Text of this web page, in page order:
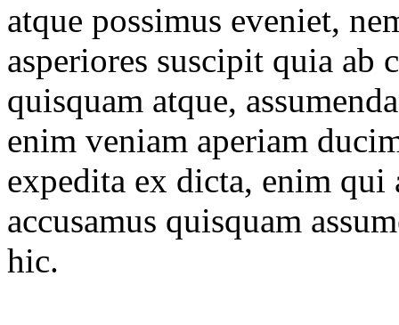
atque possimus eveniet,
asperiores suscipit quia
quisquam atque,
enim veniam aperiam
expedita ex dicta, enim
accusamus quisquam
hic.